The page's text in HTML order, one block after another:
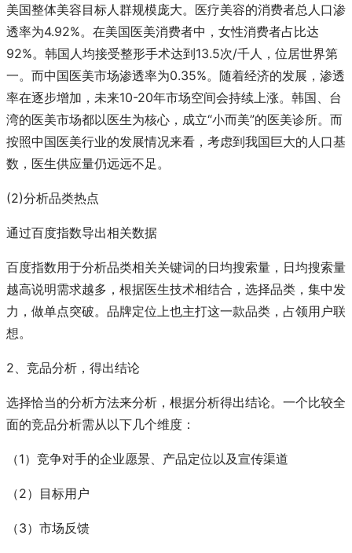
美国整体美容目标人群规模庞大。医疗美容的消费者总人口渗
透率为4.92%。在美国医美消费者中，女性消费者占比达
92%。韩国人均接受整形手术达到13.5次/千人，位居世界第
一。而中国医美市场渗透率为0.35%。随着经济的发展，渗透
率在逐步增加，未来10-20年市场空间会持续上涨。韩国、台
湾的医美市场都以医生为核心，成立“小而美”的医美诊所。而
按照中国医美行业的发展情况来看，考虑到我国巨大的人口基
数，医生供应量仍远远不足。
(2)分析品类热点
通过百度指数导出相关数据
百度指数用于分析品类相关关键词的日均搜索量，日均搜索量
越高说明需求越多，根据医生技术相结合，选择品类，集中发
力，做单点突破。品牌定位上也主打这一款品类，占领用户联
想。
2、竞品分析，得出结论
选择恰当的分析方法来分析，根据分析得出结论。一个比较全
面的竞品分析需从以下几个维度：
（1）竞争对手的企业愿景、产品定位以及宣传渠道
（2）目标用户
（3）市场反馈